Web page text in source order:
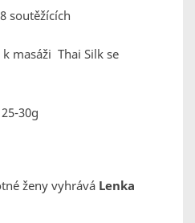
soutěžících
masáži Thai Silk se
30g
ženy vyhrává Lenka